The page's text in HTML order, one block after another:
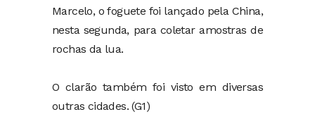
Marcelo, o foguete foi lançado pela China,
nesta segunda, para coletar amostras de
rochas da lua.
O clarão também foi visto em diversas
outras cidades. (G1)